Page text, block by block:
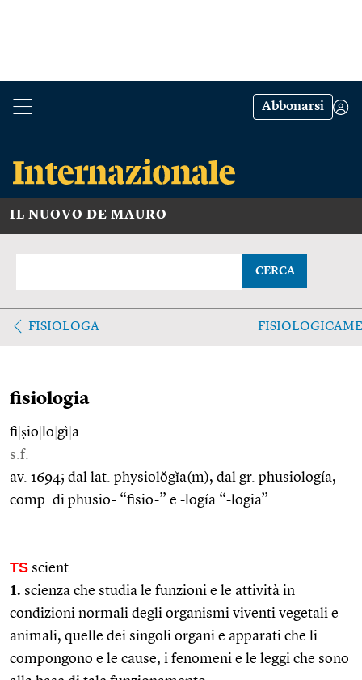
Abbonarsi
IL NUOVO DE MAURO
CERCA
FISIOLOGA
fisiologia
fi ṣio lo gì a
s.f.
av. 1694; dal lat. physiolŏgĭa(m), dal gr. phusiología,
comp. di phusio- “fisio-” e -logía “-logia”.
TS scient.
1. scienza che studia le funzioni e le attività in
condizioni normali degli organismi viventi vegetali e
animali, quelle dei singoli organi e apparati che li
compongono e le cause, i fenomeni e le leggi che sono